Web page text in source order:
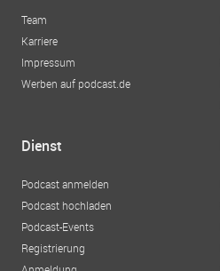
Team
Karriere
Impressum
Werben auf podcast.de
Dienst
Podcast anmelden
Podcast hochladen
Podcast-Events
Registrierung